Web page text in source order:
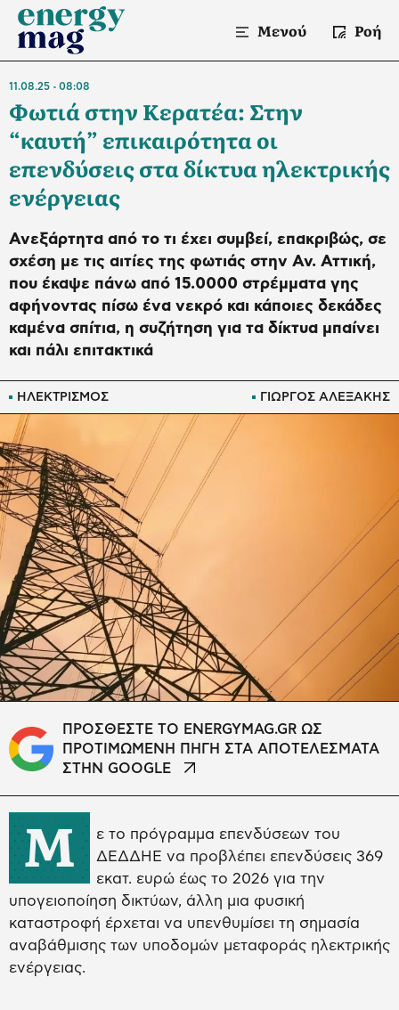
Μενού Ροή
ΗΛΕΚΤΡΙΣΜΟΣ ΓΙΩΡΓΟΣ ΑΛΕΞΑΚΗΣ
11.08.25 08:08
Φωτιά στην Κερατέα: Στην
“καυτή” επικαιρότητα οι
επενδύσεις στα δίκτυα ηλεκτρικής
ενέργειας
Ανεξάρτητα από το τι έχει συμβεί, επακριβώς, σε
σχέση με τις αιτίες της φωτιάς στην Αν. Αττική,
που έκαψε πάνω από 15.0000 στρέμματα γης
αφήνοντας πίσω ένα νεκρό και κάποιες δεκάδες
καμένα σπίτια, η συζήτηση για τα δίκτυα μπαίνει
και πάλι επιτακτικά
ΠΡΟΣΘΕΣΤΕ ΤΟ ENERGYMAG.GR ΩΣ
ΠΡΟΤΙΜΩΜΕΝΗ ΠΗΓΗ ΣΤΑ ΑΠΟΤΕΛΕΣΜΑΤΑ
ΣΤΗΝ GOOGLE
Μ
ε το πρόγραμμα επενδύσεων του
ΔΕΔΔΗΕ να προβλέπει επενδύσεις 369
εκατ. ευρώ έως το 2026 για την
υπογειοποίηση δικτύων, άλλη μια φυσική
καταστροφή έρχεται να υπενθυμίσει τη σημασία
αναβάθμισης των υποδομών μεταφοράς ηλεκτρικής
ενέργειας.